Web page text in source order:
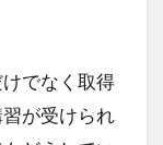
でなく取得
が受けられ